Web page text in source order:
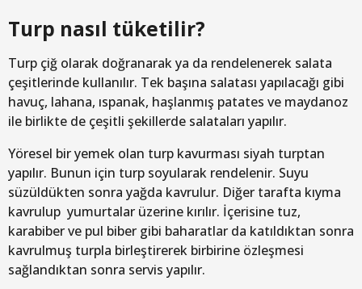
Turp nasıl tüketilir?
Turp çiğ olarak doğranarak ya da rendelenerek salata
çeşitlerinde kullanılır. Tek başına salatası yapılacağı gibi
havuç, lahana, ıspanak, haşlanmış patates ve maydanoz
ile birlikte de çeşitli şekillerde salataları yapılır.
Yöresel bir yemek olan turp kavurması siyah turptan
yapılır. Bunun için turp soyularak rendelenir. Suyu
süzüldükten sonra yağda kavrulur. Diğer tarafta kıyma
kavrulup yumurtalar üzerine kırılır. İçerisine tuz,
karabiber ve pul biber gibi baharatlar da katıldıktan sonra
kavrulmuş turpla birleştirerek birbirine özleşmesi
sağlandıktan sonra servis yapılır.